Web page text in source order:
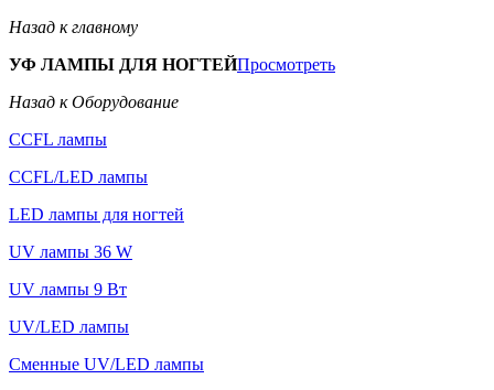
Назад к главному
УФ ЛАМПЫ ДЛЯ НОГТЕЙПросмотреть
Назад к Оборудование
CCFL лампы
CCFL/LED лампы
LED лампы для ногтей
UV лампы 36 W
UV лампы 9 Вт
UV/LED лампы
Сменные UV/LED лампы